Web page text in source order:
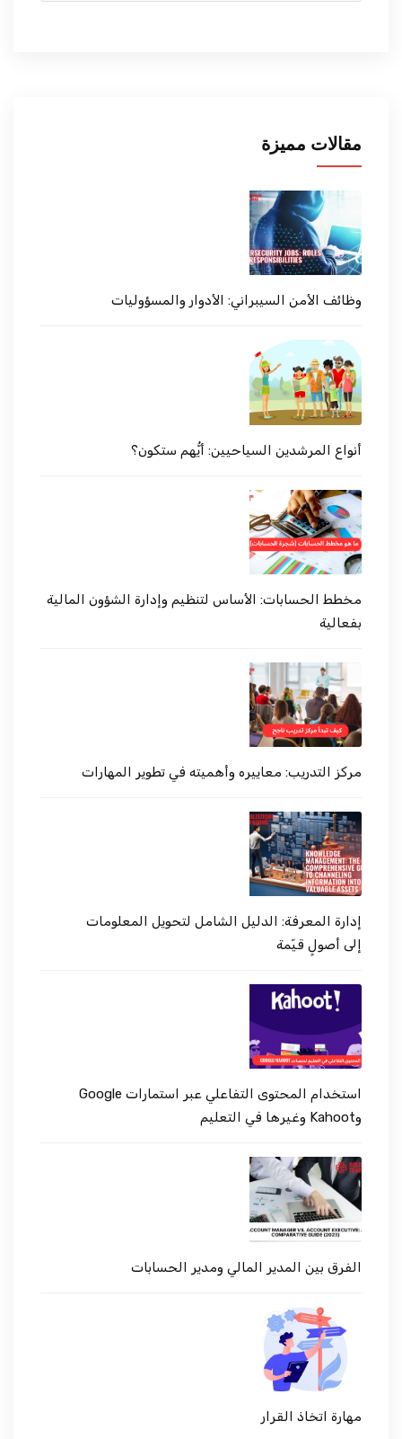
مقالات مميزة
وظائف الأمن السيبراني: الأدوار والمسؤوليات
أنواع المرشدين السياحيين: أيُّهم ستكون؟
مخطط الحسابات: الأساس لتنظيم وإدارة الشؤون المالية
بفعالية
مركز التدريب: معاييره وأهميته في تطوير المهارات
إدارة المعرفة: الدليل الشامل لتحويل المعلومات
إلى أصولٍ قيّمة
استخدام المحتوى التفاعلي عبر استمارات Google
وKahoot وغيرها في التعليم
الفرق بين المدير المالي ومدير الحسابات
مهارة اتخاذ القرار